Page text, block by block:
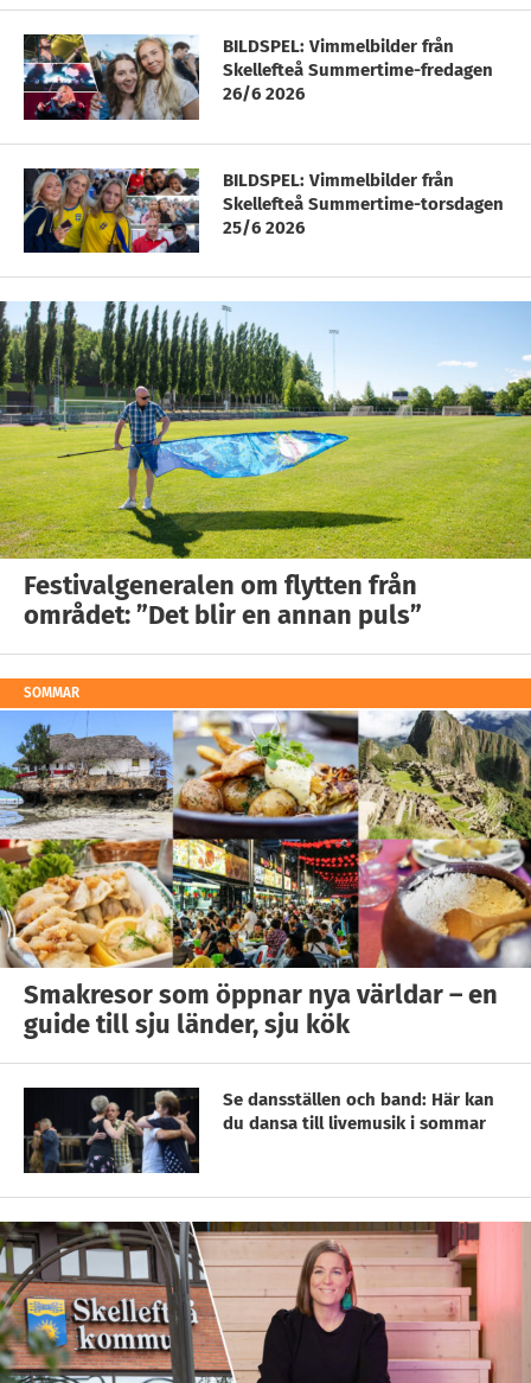
BILDSPEL: Vimmelbilder från
Skellefteå Summertime-fredagen
26/6 2026
BILDSPEL: Vimmelbilder från
Skellefteå Summertime-torsdagen
25/6 2026
Festivalgeneralen om flytten från
området: ”Det blir en annan puls”
SOMMAR
Smakresor som öppnar nya världar – en
guide till sju länder, sju kök
Se dansställen och band: Här kan
du dansa till livemusik i sommar